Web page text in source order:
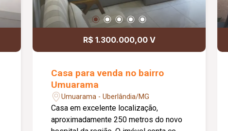
R$ 1.300.000,00 V
Casa para venda no bairro
Umuarama
Umuarama - Uberlândia/MG
Casa em excelente localização,
aproximadamente 250 metros do novo